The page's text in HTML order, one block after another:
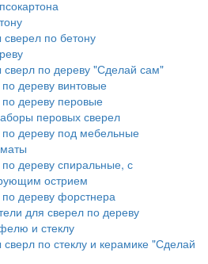
по бетону
по дереву "Сделай сам"
дереву винтовые
дереву перовые
перовых сверел
дереву под мебельные
дереву спиральные, с
острием
дереву форстнера
для сверел по дереву
и стеклу
по стеклу и керамике "Сделай